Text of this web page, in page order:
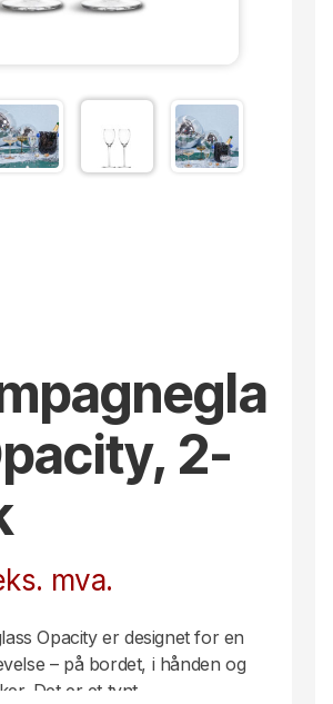
2-
mva.
Opacity er designet for en
– på bordet, i hånden og
Det er et tynt